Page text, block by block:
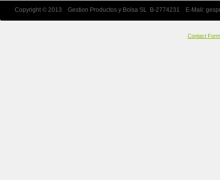
Copyright © 2013 Gestion Productos y Bolsa SL B-2774231 E-Mail:
Contact Form